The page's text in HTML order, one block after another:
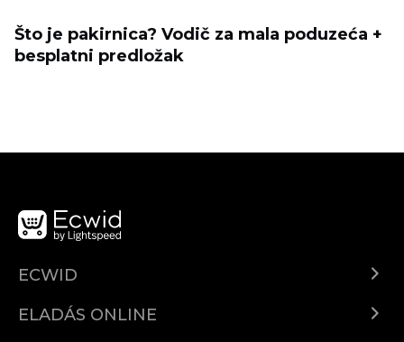
Što je pakirnica? Vodič za mala poduzeća +
besplatni predložak
ECWID
Árkalkuláció
ELADÁS ONLINE